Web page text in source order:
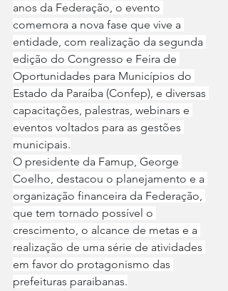
anos da Federação, o evento
comemora a nova fase que vive a
entidade, com realização da segunda
edição do ⁠Congresso e Feira de
Oportunidades para Municípios do
Estado da Paraíba (Confep), e diversas
capacitações, palestras, webinars e
eventos voltados para as gestões
municipais.
O presidente da Famup, George
Coelho, destacou o planejamento e a
organização financeira da Federação,
que tem tornado possível o
crescimento, o alcance de metas e a
realização de uma série de atividades
em favor do protagonismo das
prefeituras paraibanas.